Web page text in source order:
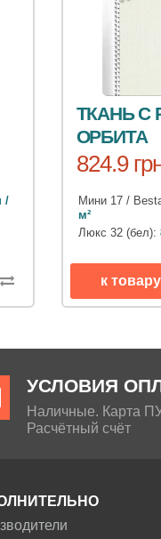
/
ТКАНЬ С
ОРБИТА
824.9
Мини 17 /
м²
Люкс 32 (бел):
к товару
УСЛОВИЯ
Наличные. Карта
Расчётный счёт